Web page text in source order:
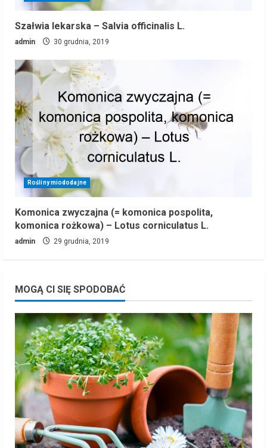
Szałwia lekarska – Salvia officinalis L.
admin 30 grudnia, 2019
Rośliny miododajne
Komonica zwyczajna (= komonica pospolita,
komonica rożkowa) – Lotus corniculatus L.
admin 29 grudnia, 2019
MOGĄ CI SIĘ SPODOBAĆ